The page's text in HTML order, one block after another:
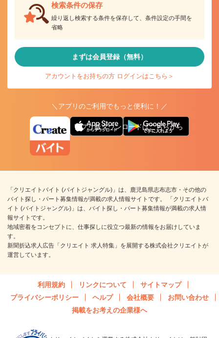
検索条件の保存
繰り返し検索する条件を保存して、条件設定の手間を
省略
まずは会員登録（無料）
アカウントをお持ちの方 ログインはこちら＞
＼アプリのご利用でもっと便利に！／
アプリ版ダウンロードはこちらから
「クリエイトバイト (バイトジャングル)」は、鹿児島県志布志市・その他の
バイト探し・パート募集情報が満載の求人情報サイトです。 「クリエイトバ
イト (バイトジャングル)」は、バイト探し・パート募集情報が満載の求人情
報サイトです。
地域密着をコンセプトに、仕事探しに役立つ最新の情報をお届けしていま
す。
新聞折込求人広告「クリエイト 求人特集」を展開する株式会社クリエイトが
運営しています。
利用規約 リンクについて
サイトマップ
プライバシーポリシー
ヘルプ 会社概要
お問い合わせ
掲載をお考えの企業様へ